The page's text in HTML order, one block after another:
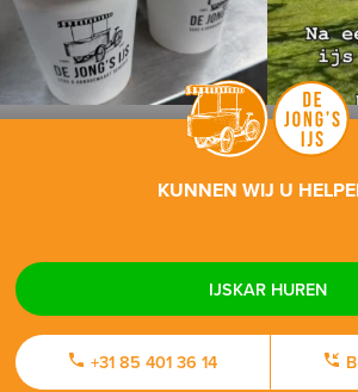
KUNNEN WIJ U
IJSKAR HUREN
+31 85 401 36 14